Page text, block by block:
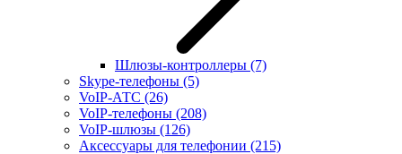
Шлюзы-контроллеры (7)
Skype-телефоны (5)
VoIP-АТС (26)
VoIP-телефоны (208)
VoIP-шлюзы (126)
Аксессуары для телефонии (215)